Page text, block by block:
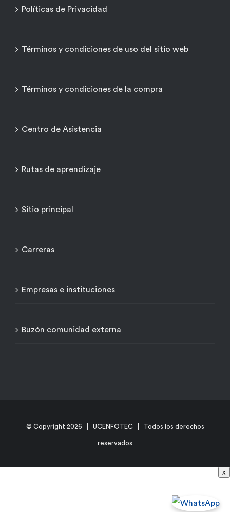
Políticas de Privacidad
Términos y condiciones de uso del sitio web
Términos y condiciones de la compra
Centro de Asistencia
Rutas de aprendizaje
Sitio principal
Carreras
Empresas e instituciones
Buzón comunidad externa
© Copyright 2026 | UCENFOTEC | Todos los derechos
reservados
x